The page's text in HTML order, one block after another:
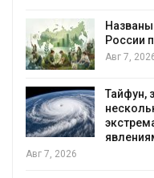
России
Авг 7,
Тайфун,
Авг 7, 2026